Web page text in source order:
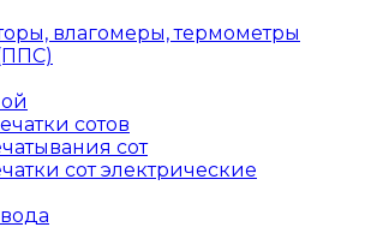
влагомеры, термометры
сотов
сот
сот электрические